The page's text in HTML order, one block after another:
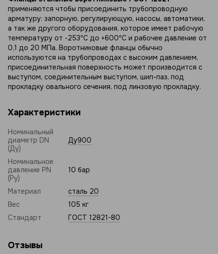
применяются чтобы присоединить трубопроводную
арматуру: запорную, регулирующую, насосы, автоматики,
а так же другого оборудования, которое имеет рабочую
температуру от -253ºС до +600ºС и рабочее давление от
0,1 до 20 МПа. Воротниковые фланцы обычно
используются на трубопроводах с высоким давлением,
присоединительная поверхность может производится с
выступом, соединительным выступом, шип-паз, под
прокладку овального сечения, под линзовую прокладку.
Характеристики
Номинальный
диаметр DN
(Ду)
Ду900
Номинальное
давление PN
(Ру)
10 бар
Материал
сталь 20
Вес
105 кг
Стандарт
ГОСТ 12821-80
Отзывы